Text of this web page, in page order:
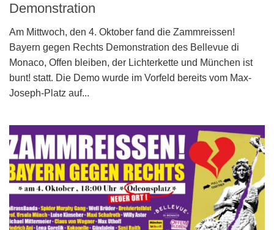
Demonstration
Am Mittwoch, den 4. Oktober fand die Zammreissen!
Bayern gegen Rechts Demonstration des Bellevue di
Monaco, Offen bleiben, der Lichterkette und München ist
bunt! statt. Die Demo wurde im Vorfeld bereits vom Max-
Joseph-Platz auf...